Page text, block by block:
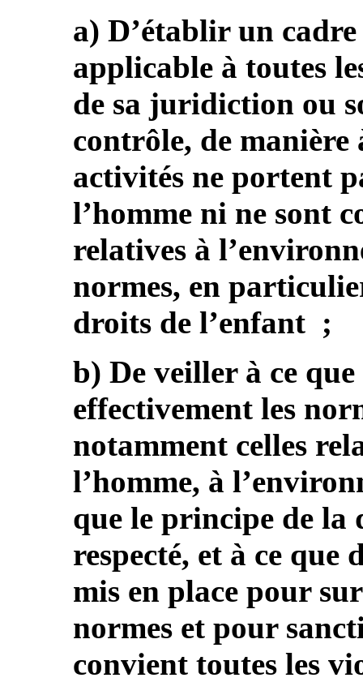
a) D’établir un
applicable à toutes
de sa juridiction ou
contrôle, de
activités ne portent
l’homme ni ne sont
relatives à
normes, en
droits de l’enfant ;
b) De veiller à ce
effectivement les
notamment celles
l’homme, à
que le principe de la
respecté, et à ce que
mis en place pour
normes et pour
convient toutes les